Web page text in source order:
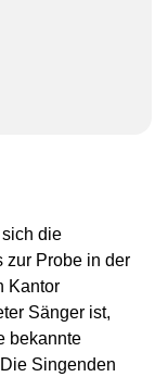
die
zur Probe in der
Kantor
Sänger ist,
bekannte
Singenden